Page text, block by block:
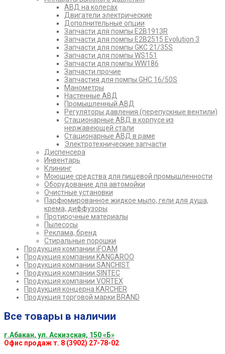
АВД на колесах
Двигатели электрические
Дополнительные опции
Запчасти для помпы E2B1913R
Запчасти для помпы E2B2515 Evolution 3
Запчасти для помпы GKC 21/35S
Запчасти для помпы WS151
Запчасти для помпы WW186
Запчасти прочие
Запчастия для помпы GHC 16/50S
Манометры
Настенные АВД
Промышленный АВД
Регуляторы давления (перепускные вентили)
Стационарные АВД в корпусе из
нержавеющей стали
Стационарные АВД в раме
Электротехнические запчасти
Диспенсера
Инвентарь
Клининг
Моющие средства для пищевой промышленности
Оборудование для автомойки
Очистные установки
Парфюмированное жидкое мыло, гели для душа,
крема, диффузоры
Протирочные материалы
Пылесосы
Реклама, бренд
Стиральные порошки
Продукция компании iFOAM
Продукция компании KANGAROO
Продукция компании SANCHIST
Продукция компании SINTEC
Продукция компании VORTEX
Продукция концерна KARCHER
Продукция торговой марки BRAND
Все товары в наличии
г.Абакан, ул. Аскизская, 150 «Б»
Офис продаж т. 8 (3902) 27-78-02